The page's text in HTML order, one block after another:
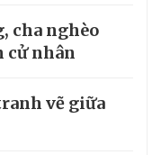
cha nghèo
cử nhân
vẽ giữa